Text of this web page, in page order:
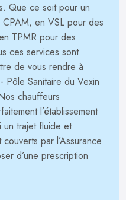
Que ce soit pour un
en VSL pour des
TPMR pour des
ces services sont
de vous rendre à
Sanitaire du Vexin
chauffeurs
l’établissement
un trajet fluide et
par l’Assurance
d’une prescription